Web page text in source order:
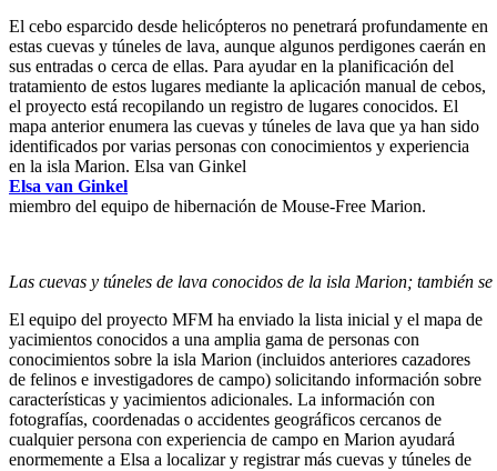
El cebo esparcido desde helicópteros no penetrará profundamente en
estas cuevas y túneles de lava, aunque algunos perdigones caerán en
sus entradas o cerca de ellas. Para ayudar en la planificación del
tratamiento de estos lugares mediante la aplicación manual de cebos,
el proyecto está recopilando un registro de lugares conocidos. El
mapa anterior enumera las cuevas y túneles de lava que ya han sido
identificados por varias personas con conocimientos y experiencia
en la isla Marion. Elsa van Ginkel
Elsa van Ginkel
miembro del equipo de hibernación de Mouse-Free Marion.
Las cuevas y túneles de lava conocidos de la isla Marion; también
El equipo del proyecto MFM ha enviado la lista inicial y el mapa de
yacimientos conocidos a una amplia gama de personas con
conocimientos sobre la isla Marion (incluidos anteriores cazadores
de felinos e investigadores de campo) solicitando información sobre
características y yacimientos adicionales. La información con
fotografías, coordenadas o accidentes geográficos cercanos de
cualquier persona con experiencia de campo en Marion ayudará
enormemente a Elsa a localizar y registrar más cuevas y túneles de